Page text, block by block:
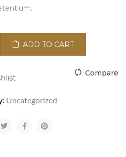
ADD TO CART
Compare
Uncategorized